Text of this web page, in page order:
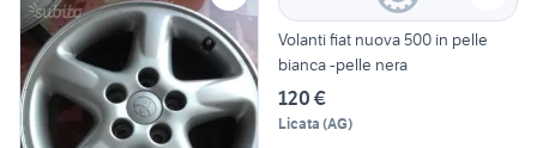
Volanti fiat nuova 500 in pelle
bianca -pelle nera
120 €
Licata (AG)